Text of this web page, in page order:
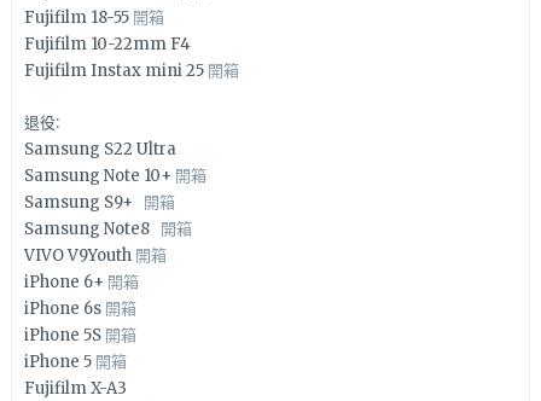
Fujifilm 18-55 開箱
Fujifilm 10-22mm F4
Fujifilm Instax mini 25 開箱
退役:
Samsung S22 Ultra
Samsung Note 10+ 開箱
Samsung S9+ 開箱
Samsung Note8 開箱
VIVO V9Youth 開箱
iPhone 6+ 開箱
iPhone 6s 開箱
iPhone 5S 開箱
iPhone 5 開箱
Fujifilm X-A3